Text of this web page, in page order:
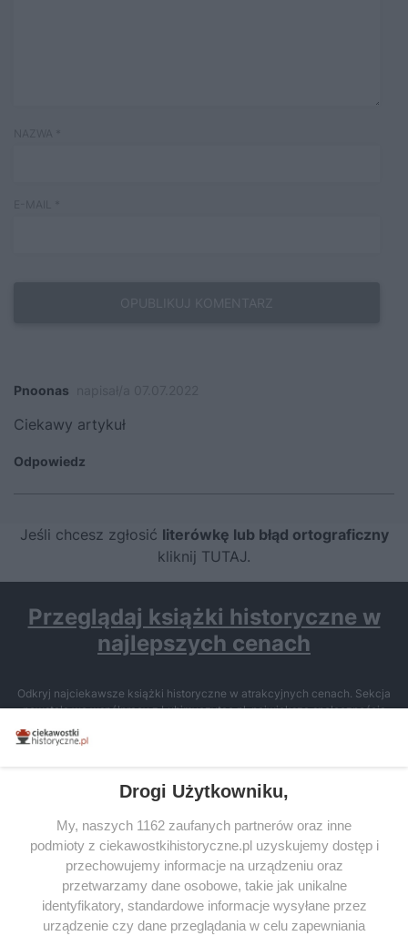
Pnoonas
Ciekawy artykuł
Odpowiedz
Jeśli chcesz zgłosić literówkę lub błąd ortograficzny
kliknij TUTAJ.
Przeglądaj książki historyczne w
najlepszych cenach
Odkryj najciekawsze książki historyczne w atrakcyjnych cenach. Sekcja
powstała we współpracy z Lubimyczytac.pl, największą społecznością
miłośników literatury w Polsce – dzięki temu możesz wybierać spośród
tytułów najwyżej ocenianych przez czytelników.
SERWIS
SPOŁECZNOŚĆ
WSPÓŁPRACA
Drogi Użytkowniku,
My, naszych 1162 zaufanych partnerów oraz inne
podmioty z ciekawostkihistoryczne.pl uzyskujemy dostęp i
przechowujemy informacje na urządzeniu oraz
przetwarzamy dane osobowe, takie jak unikalne
identyfikatory, standardowe informacje wysyłane przez
urządzenie czy dane przeglądania w celu zapewniania